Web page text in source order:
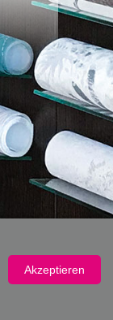
Akzeptieren